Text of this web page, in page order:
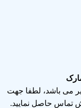
می باشد، لطفا جهت
تماس حاصل نمایید.